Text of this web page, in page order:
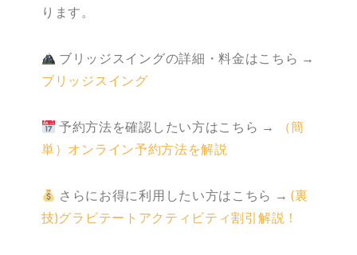
ります。
ブリッジスイングの詳細・料金はこちら →
ブリッジスイング
予約方法を確認したい方はこちら →
（簡
単）オンライン予約方法を解説
さらにお得に利用したい方はこちら →(裏
技)グラビテートアクティビティ割引解説！